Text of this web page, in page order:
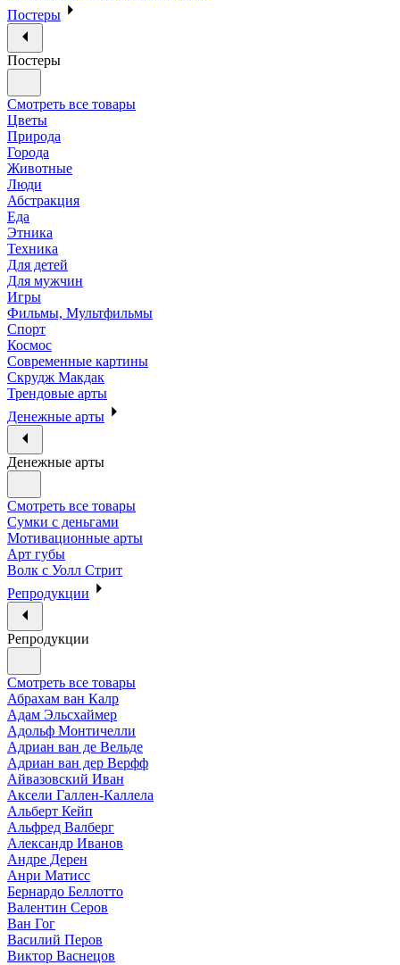
Постеры
Постеры
Смотреть все товары
Цветы
Природа
Города
Животные
Люди
Абстракция
Еда
Этника
Техника
Для детей
Для мужчин
Игры
Фильмы, Мультфильмы
Спорт
Космос
Современные картины
Скрудж Макдак
Трендовые арты
Денежные арты
Денежные арты
Смотреть все товары
Сумки с деньгами
Мотивационные арты
Арт губы
Волк с Уолл Стрит
Репродукции
Репродукции
Смотреть все товары
Абрахам ван Калр
Адам Эльсхаймер
Адольф Монтичелли
Адриан ван де Вельде
Адриан ван дер Верфф
Айвазовский Иван
Аксели Галлен-Каллела
Альберт Кейп
Альфред Валберг
Александр Иванов
Андре Дерен
Анри Матисс
Бернардо Беллотто
Валентин Серов
Ван Гог
Василий Перов
Виктор Васнецов